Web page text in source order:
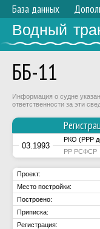
База данных
Водный
ББ-11
Информация о судне
ответственности за эти
03.1993
РКО (РРР
РР РСФСР
Проект:
Место постройки:
Построено:
Приписка:
Регистрация: